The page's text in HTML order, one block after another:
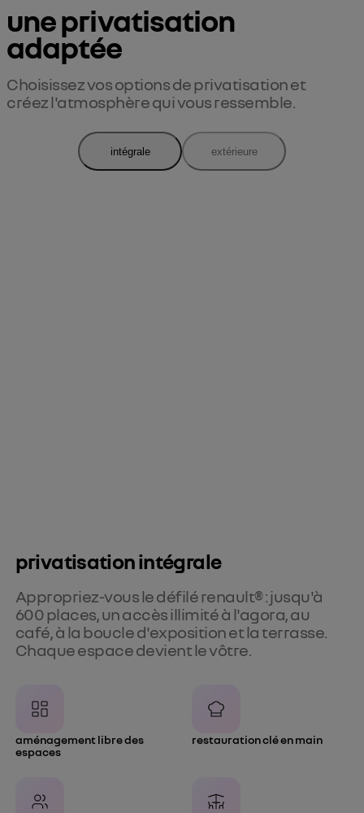
une privatisation
adaptée
Choisissez vos options de privatisation et
créez l'atmosphère qui vous ressemble.
intégrale extérieure
privatisation intégrale
Appropriez-vous le défilé renault® : jusqu'à
600 places, un accès illimité à l'agora, au
café, à la boucle d'exposition et la terrasse.
Chaque espace devient le vôtre.
aménagement libre des
espaces
restauration clé en main